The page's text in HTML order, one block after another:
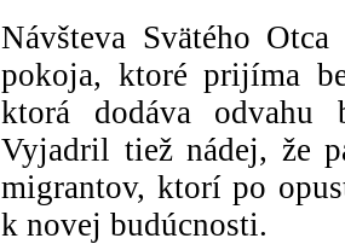
Návšteva Svätého
pokoja, ktoré prijíma
ktorá dodáva odvahu
Vyjadril tiež nádej, že
migrantov, ktorí po
k novej budúcnosti.